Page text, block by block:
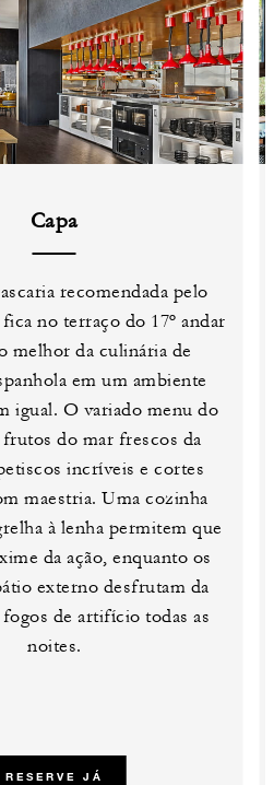
Capa
recomendada pelo
no terraço do 17º andar
melhor da culinária de
em um ambiente
igual. O variado menu do
frutos do mar frescos da
incríveis e cortes
maestria. Uma cozinha
à lenha permitem que
da ação, enquanto os
externo desfrutam da
de artifício todas as
noites.
RESERVE JÁ